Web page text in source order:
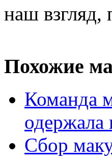
наш взгляд,
Похожие
Команда
одержала
Сбор